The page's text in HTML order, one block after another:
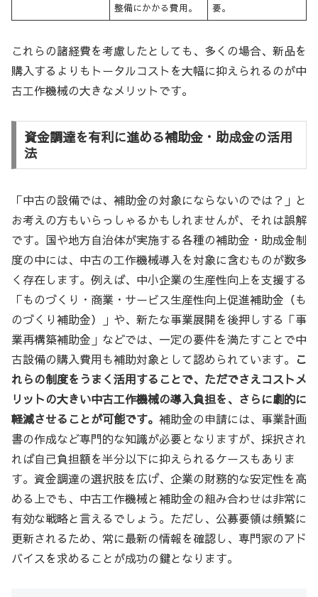
整備にかかる費用。
要。
これらの諸経費を考慮したとしても、多くの場合、新品を
購入するよりもトータルコストを大幅に抑えられるのが中
古工作機械の大きなメリットです。
資金調達を有利に進める補助金・助成金の活用
法
「中古の設備では、補助金の対象にならないのでは？」と
お考えの方もいらっしゃるかもしれませんが、それは誤解
です。国や地方自治体が実施する各種の補助金・助成金制
度の中には、中古の工作機械導入を対象に含むものが数多
く存在します。例えば、中小企業の生産性向上を支援する
「ものづくり・商業・サービス生産性向上促進補助金（も
のづくり補助金）」や、新たな事業展開を後押しする「事
業再構築補助金」などでは、一定の要件を満たすことで中
古設備の購入費用も補助対象として認められています。 こ
れらの制度をうまく活用することで、ただでさえコストメ
リットの大きい中古工作機械の導入負担を、さらに劇的に
軽減させることが可能です。 補助金の申請には、事業計画
書の作成など専門的な知識が必要となりますが、採択され
れば自己負担額を半分以下に抑えられるケースもありま
す。資金調達の選択肢を広げ、企業の財務的な安定性を高
める上でも、中古工作機械と補助金の組み合わせは非常に
有効な戦略と言えるでしょう。ただし、公募要領は頻繁に
更新されるため、常に最新の情報を確認し、専門家のアド
バイスを求めることが成功の鍵となります。